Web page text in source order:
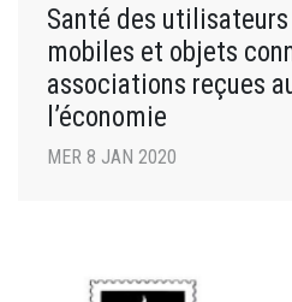
Santé des
mobiles et objets
associations reçues
l’économie
MER 8 JAN 2020